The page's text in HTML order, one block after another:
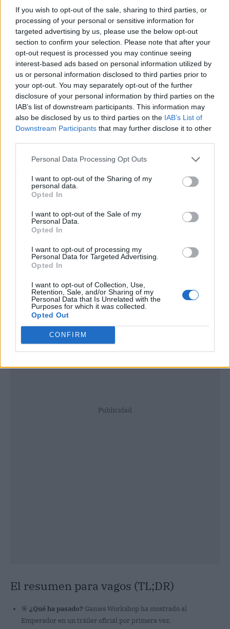
If you wish to opt-out of the sale, sharing to third parties, or
processing of your personal or sensitive information for
targeted advertising by us, please use the below opt-out
section to confirm your selection. Please note that after your
opt-out request is processed you may continue seeing
interest-based ads based on personal information utilized by
us or personal information disclosed to third parties prior to
your opt-out. You may separately opt-out of the further
disclosure of your personal information by third parties on the
IAB’s list of downstream participants. This information may
also be disclosed by us to third parties on the IAB’s List of
Downstream Participants that may further disclose it to other
Personal Data Processing Opt Outs
I want to opt-out of the Sharing of my
personal data.
Opted In
I want to opt-out of the Sale of my
Personal Data.
Opted In
I want to opt-out of processing my
Personal Data for Targeted Advertising.
Opted In
I want to opt-out of Collection, Use,
Retention, Sale, and/or Sharing of my
Personal Data that Is Unrelated with the
Purposes for which it was collected.
Opted Out
CONFIRM
que sabe aprovechar los eventos del juego de
mesa: el regreso del Comisario Yarrick, por
ejemplo, anticipó movimientos en el lore que
luego se reflejaron enDarktidey otros títulos.
La cinemática 'No Peace Amongst the Stars' no
es solo un tráiler bonito; es un statement de
hacia dónde va el universo. Para quien
necesite contexto extra, lapágina de Wikipedia
sobre Warhammer 40Krecoge la cronología del
Emperador y el Trono Dorado.
sabido dar a los fans exactamente lo que pedían
sin desvelar demasiado. El Emperador ya tiene
cara, y eso es un terremoto para el lore. La
próxima parada, el 20 de junio; hasta entonces,
a mirar píxeles.
Publicidad
El resumen para vagos (TL;DR)
🎯 ¿Qué ha pasado? Games Workshop ha mostrado al
Emperador en un tráiler oficial por primera vez.